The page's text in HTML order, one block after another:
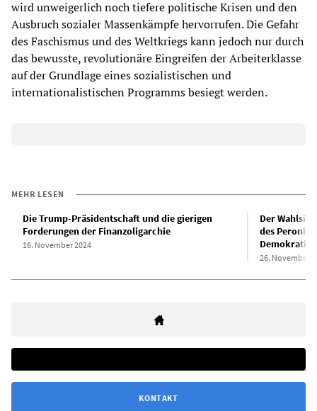
wird unweigerlich noch tiefere politische Krisen und den
Ausbruch sozialer Massenkämpfe hervorrufen. Die Gefahr
des Faschismus und des Weltkriegs kann jedoch nur durch
das bewusste, revolutionäre Eingreifen der Arbeiterklasse
auf der Grundlage eines sozialistischen und
internationalistischen Programms besiegt werden.
MEHR LESEN
Die Trump-Präsidentschaft und die gierigen
Forderungen der Finanzoligarchie
16. November 2024
Der
des
Demokratie
26. November
KONTAKT